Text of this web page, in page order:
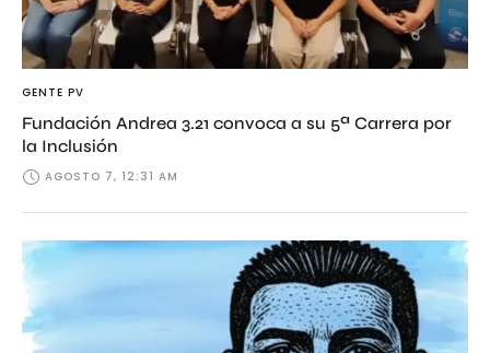
GENTE PV
Fundación Andrea 3.21 convoca a su 5ª Carrera por
la Inclusión
AGOSTO 7, 12:31 AM